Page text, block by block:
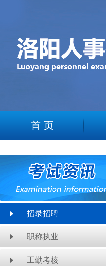
首 页
招录招聘
职称执业
工勤考核